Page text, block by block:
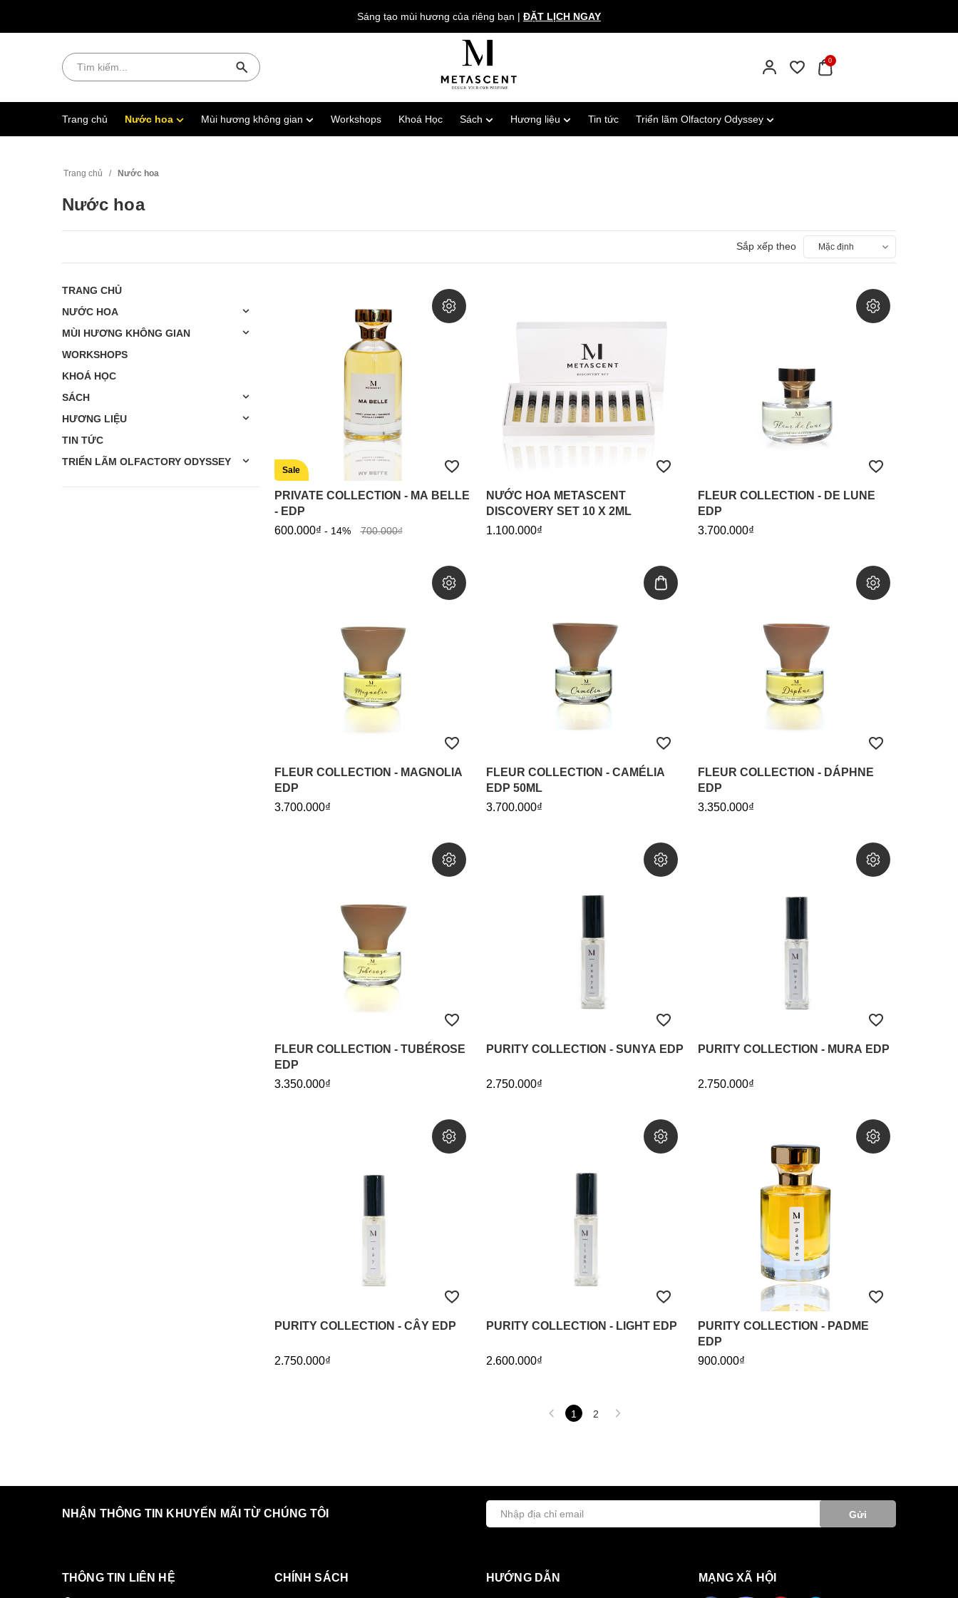
Sáng tạo mùi hương của riêng bạn | ĐẶT LỊCH NGAY
0
Trang chủ Nước hoa Mùi hương không gian Workshops Khoá Học Sách Hương liệu Tin tức Triển lãm Olfactory Odyssey
Trang chủ / Nước hoa
Nước hoa
Sắp xếp theo Mặc định
Sale
PRIVATE COLLECTION - MA BELLE
- EDP
600.000₫ - 14% 700.000₫
NƯỚC HOA METASCENT
DISCOVERY SET 10 X 2ML
1.100.000₫
FLEUR COLLECTION - DE LUNE
EDP
3.700.000₫
FLEUR COLLECTION - MAGNOLIA
EDP
3.700.000₫
FLEUR COLLECTION - CAMÉLIA
EDP 50ML
3.700.000₫
FLEUR COLLECTION - DÁPHNE
EDP
3.350.000₫
FLEUR COLLECTION - TUBÉROSE
EDP
3.350.000₫
PURITY COLLECTION - SUNYA EDP
2.750.000₫
PURITY COLLECTION - MURA EDP
2.750.000₫
PURITY COLLECTION - CÂY EDP
2.750.000₫
PURITY COLLECTION - LIGHT EDP
2.600.000₫
PURITY COLLECTION - PADME
EDP
900.000₫
1 2
TRANG CHỦ
NƯỚC HOA
MÙI HƯƠNG KHÔNG GIAN
WORKSHOPS
KHOÁ HỌC
SÁCH
HƯƠNG LIỆU
TIN TỨC
TRIỂN LÃM OLFACTORY ODYSSEY
NHẬN THÔNG TIN KHUYẾN MÃI TỪ CHÚNG TÔI Gửi
THÔNG TIN LIÊN HỆ CHÍNH SÁCH HƯỚNG DẪN MẠNG XÃ HỘI